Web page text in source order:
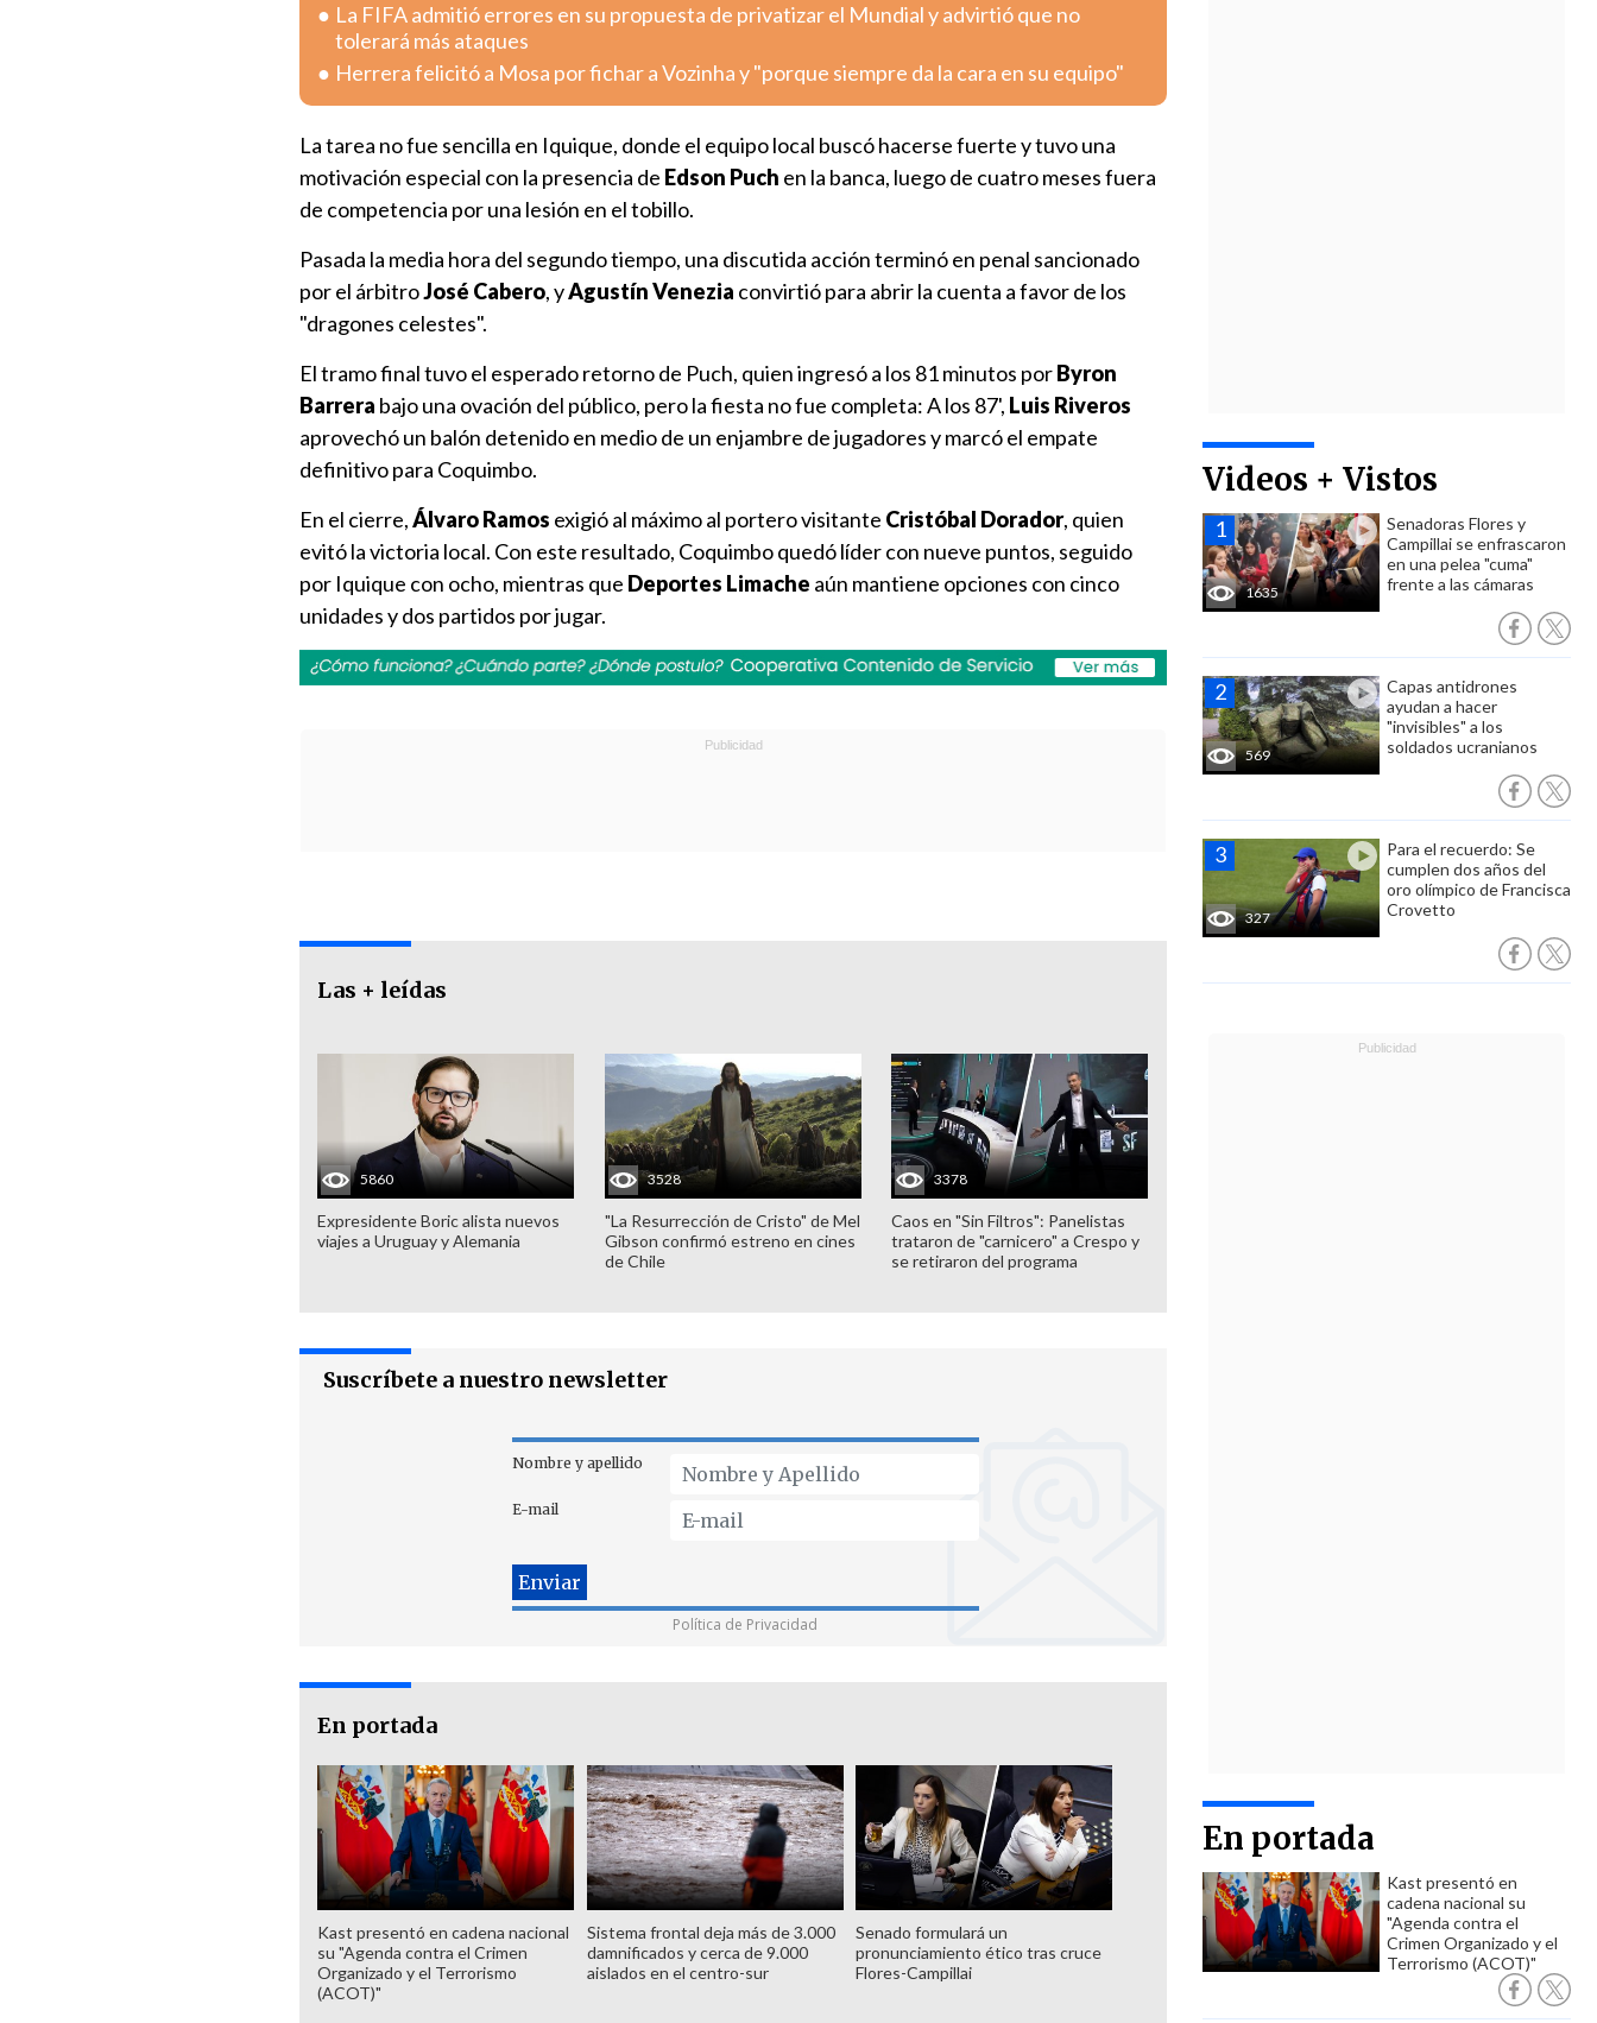
Videos + Vistos
1635
Senadoras Flores y
Campillai se enfrascaron
en una pelea "cuma"
frente a las cámaras
569
Capas antidrones
ayudan a hacer
"invisibles" a los
soldados ucranianos
327
Para el recuerdo: Se
cumplen dos años del
oro olímpico de Francisca
Crovetto
En portada
Kast presentó en
cadena nacional su
"Agenda contra el
Crimen Organizado y el
Terrorismo (ACOT)"
La FIFA admitió errores en su propuesta de privatizar el Mundial y advirtió que no
tolerará más ataques
Herrera felicitó a Mosa por fichar a Vozinha y "porque siempre da la cara en su equipo"
La tarea no fue sencilla en Iquique, donde el equipo local buscó hacerse fuerte y tuvo una
motivación especial con la presencia de Edson Puch en la banca, luego de cuatro meses fuera
de competencia por una lesión en el tobillo.
Pasada la media hora del segundo tiempo, una discutida acción terminó en penal sancionado
por el árbitroJosé Cabero, yAgustín Venezia convirtió para abrir la cuenta a favor de los
"dragones celestes".
El tramo final tuvo el esperado retorno de Puch, quien ingresó a los 81 minutos porByron
Barrera bajo una ovación del público, pero la fiesta no fue completa: A los 87', Luis Riveros
aprovechó un balón detenido en medio de un enjambre de jugadores y marcó el empate
definitivo para Coquimbo.
En el cierre,Álvaro Ramos exigió al máximo al portero visitante Cristóbal Dorador, quien
evitó la victoria local. Con este resultado, Coquimbo quedó líder con nueve puntos, seguido
por Iquique con ocho, mientras que Deportes Limache aún mantiene opciones con cinco
unidades y dos partidos por jugar.
Las + leídas
5860
Expresidente Boric alista nuevos
viajes a Uruguay y Alemania
3528
"La Resurrección de Cristo" de Mel
Gibson confirmó estreno en cines
de Chile
3378
Caos en "Sin Filtros": Panelistas
trataron de "carnicero" a Crespo y
se retiraron del programa
Suscríbete a nuestro newsletter
Nombre y apellido
E-mail
Política de Privacidad
En portada
Kast presentó en cadena nacional
su "Agenda contra el Crimen
Organizado y el Terrorismo
(ACOT)"
Sistema frontal deja más de 3.000
damnificados y cerca de 9.000
aislados en el centro-sur
Senado formulará un
pronunciamiento ético tras cruce
Flores-Campillai